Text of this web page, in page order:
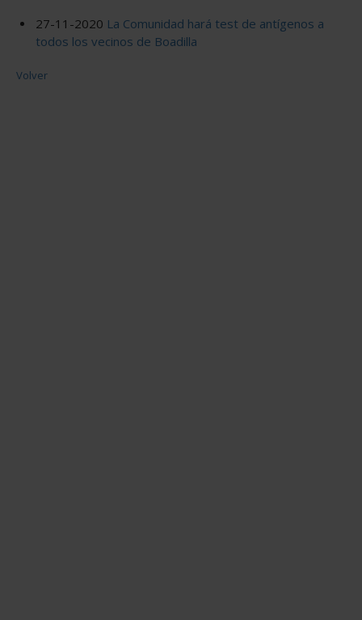
27-11-2020 La Comunidad hará test de antígenos a
todos los vecinos de Boadilla
Volver